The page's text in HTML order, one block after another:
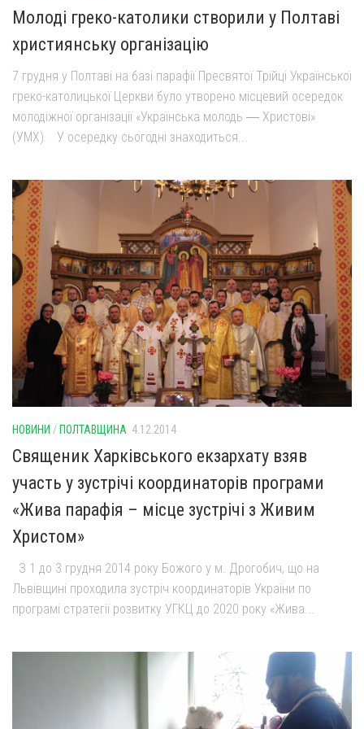
Оголошення
Трансляції
Молоді греко-католики створили у Полтаві
християнську організацію
7 грудня у Полтаві на базі парафії Пресвятої Трійці Української
греко-католицької Церкви було утворено місцевий осередок
молодіжної організації «Українська молодь ― Христові»
(УМХ). У осередку сьогодні знаходиться...
НОВИНИ / ПОЛТАВЩИНА 4.12.2014
Священик Харківського екзархату взяв
участь у зустрічі координаторів програми
«Жива парафія – місце зустрічі з Живим
Христом»
З 1 до 3 грудня 2014 року Божого у м. Дрогобич, що на
Львівщині проходила зустріч координаторів України по
програмі стратегії розвитку УГКЦ до 2020 року «Жива...